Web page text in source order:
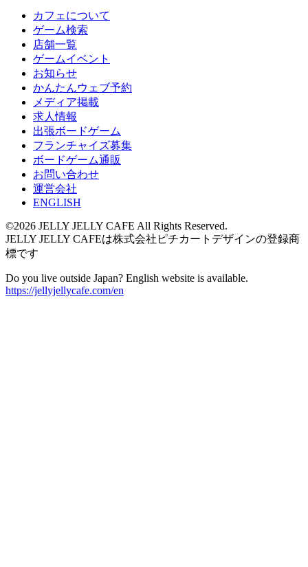
カフェについて
ゲーム検索
店舗一覧
ゲームイベント
お知らせ
かんたんウェブ予約
メディア掲載
求人情報
出張ボードゲーム
フランチャイズ募集
ボードゲーム通販
お問い合わせ
運営会社
ENGLISH
©2026 JELLY JELLY CAFE All Rights Reserved.
JELLY JELLY CAFEは株式会社ピチカートデザインの登録商
標です
Do you live outside Japan? English website is available.
https://jellyjellycafe.com/en